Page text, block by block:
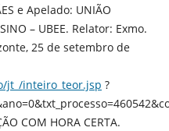
e Apelado: UNIÃO
– UBEE. Relator: Exmo.
25 de setembro de
inteiro_teor.jsp ?
COM HORA CERTA.